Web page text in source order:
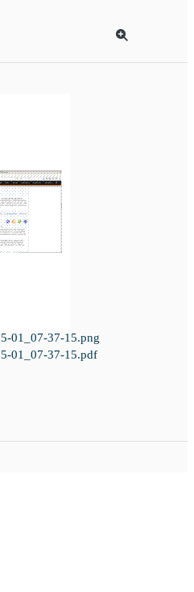
01_07-37-15.png
01_07-37-15.pdf